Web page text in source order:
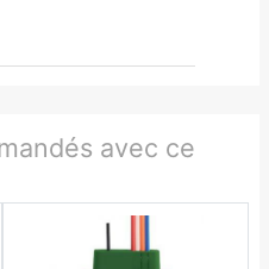
avec ce